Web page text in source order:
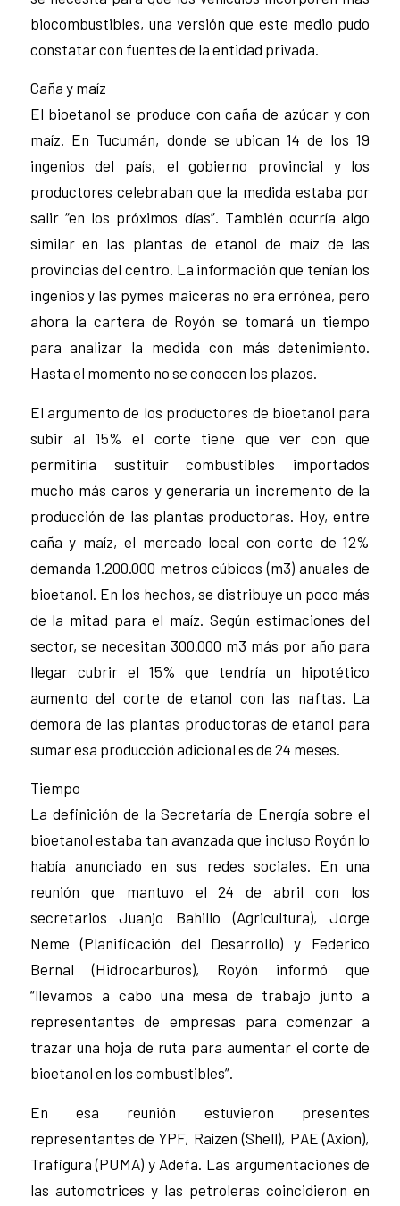
biocombustibles, una versión que este medio pudo
constatar con fuentes de la entidad privada.
Caña y maíz
El bioetanol se produce con caña de azúcar y con
maíz. En Tucumán, donde se ubican 14 de los 19
ingenios del país, el gobierno provincial y los
productores celebraban que la medida estaba por
salir “en los próximos días”. También ocurría algo
similar en las plantas de etanol de maíz de las
provincias del centro. La información que tenían los
ingenios y las pymes maiceras no era errónea, pero
ahora la cartera de Royón se tomará un tiempo
para analizar la medida con más detenimiento.
Hasta el momento no se conocen los plazos.
El argumento de los productores de bioetanol para
subir al 15% el corte tiene que ver con que
permitiría sustituir combustibles importados
mucho más caros y generaría un incremento de la
producción de las plantas productoras. Hoy, entre
caña y maíz, el mercado local con corte de 12%
demanda 1.200.000 metros cúbicos (m3) anuales de
bioetanol. En los hechos, se distribuye un poco más
de la mitad para el maíz. Según estimaciones del
sector, se necesitan 300.000 m3 más por año para
llegar cubrir el 15% que tendría un hipotético
aumento del corte de etanol con las naftas. La
demora de las plantas productoras de etanol para
sumar esa producción adicional es de 24 meses.
Tiempo
La definición de la Secretaría de Energía sobre el
bioetanol estaba tan avanzada que incluso Royón lo
había anunciado en sus redes sociales. En una
reunión que mantuvo el 24 de abril con los
secretarios Juanjo Bahillo (Agricultura), Jorge
Neme (Planificación del Desarrollo) y Federico
Bernal (Hidrocarburos), Royón informó que
“llevamos a cabo una mesa de trabajo junto a
representantes de empresas para comenzar a
trazar una hoja de ruta para aumentar el corte de
bioetanol en los combustibles”.
En esa reunión estuvieron presentes
representantes de YPF, Raízen (Shell), PAE (Axion),
Trafigura (PUMA) y Adefa. Las argumentaciones de
las automotrices y las petroleras coincidieron en